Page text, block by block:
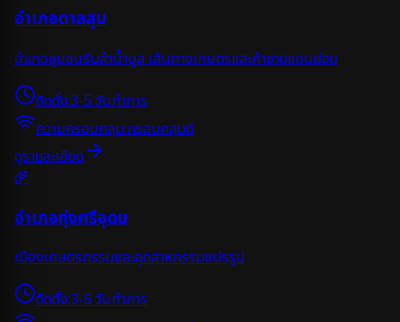
อำเภอตาลสุม
อำเภอชุมชนริมลำน้ำมูล เส้นทางเกษตรและค้าชายแดนย่อย
ติดตั้ง:3-5 วันทำการ
ความครอบคลุม:ครอบคลุมดี
ดูรายละเอียด
🌾
อำเภอทุ่งศรีอุดม
เมืองเกษตรกรรมและอุตสาหกรรมแปรรูป
ติดตั้ง:3-5 วันทำการ